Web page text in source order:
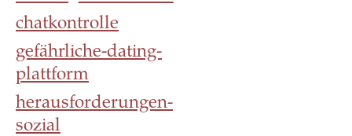
chatkontrolle
gefährliche-dating-
plattform
herausforderungen-
sozial